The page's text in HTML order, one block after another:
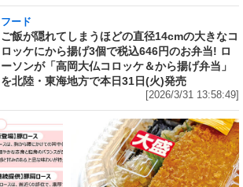
フード
ご飯が隠れてしまうほどの直径14cmの大きなコ
ロッケにから揚げ3個で税込646円のお弁当! ロ
ーソンが「高岡大仏コロッケ＆から揚げ弁当」
を北陸・東海地方で本日31日(火)発売
[2026/3/31 13:58:49]